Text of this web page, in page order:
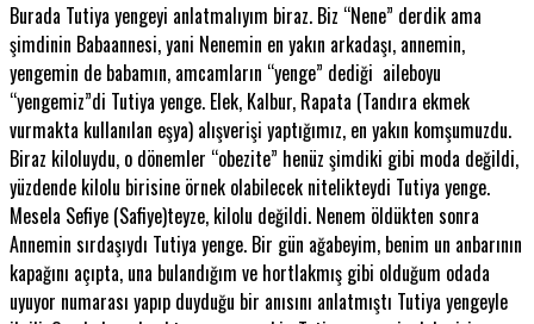
Burada Tutiya yengeyi anlatmalıyım biraz. Biz “Nene” derdik ama
şimdinin Babaannesi, yani Nenemin en yakın arkadaşı, annemin,
yengemin de babamın, amcamların “yenge” dediği aileboyu
“yengemiz”di Tutiya yenge. Elek, Kalbur, Rapata (Tandıra ekmek
vurmakta kullanılan eşya) alışverişi yaptığımız, en yakın komşumuzdu.
Biraz kiloluydu, o dönemler “obezite” henüz şimdiki gibi moda değildi,
yüzdende kilolu birisine örnek olabilecek nitelikteydi Tutiya yenge.
Mesela Sefiye (Safiye)teyze, kilolu değildi. Nenem öldükten sonra
Annemin sırdaşıydı Tutiya yenge. Bir gün ağabeyim, benim un anbarının
kapağını açıpta, una bulandığım ve hortlakmış gibi olduğum odada
uyuyor numarası yapıp duyduğu bir anısını anlatmıştı Tutiya yengeyle